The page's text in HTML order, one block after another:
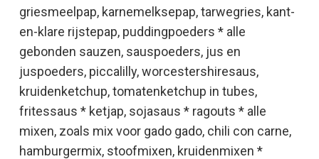
griesmeelpap, karnemelksepap, tarwegries, kant-
en-klare rijstepap, puddingpoeders * alle
gebonden sauzen, sauspoeders, jus en
juspoeders, piccalilly, worcestershiresaus,
kruidenketchup, tomatenketchup in tubes,
fritessaus * ketjap, sojasaus * ragouts * alle
mixen, zoals mix voor gado gado, chili con carne,
hamburgermix, stoofmixen, kruidenmixen *